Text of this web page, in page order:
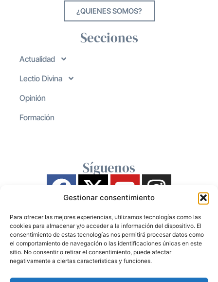
Gestionar consentimiento
Para ofrecer las mejores experiencias, utilizamos tecnologías como las
cookies para almacenar y/o acceder a la información del dispositivo. El
consentimiento de estas tecnologías nos permitirá procesar datos como
el comportamiento de navegación o las identificaciones únicas en este
sitio. No consentir o retirar el consentimiento, puede afectar
negativamente a ciertas características y funciones.
¿QUIENES SOMOS?
Secciones
Actualidad
Lectio Divina
Opinión
Formación
Síguenos